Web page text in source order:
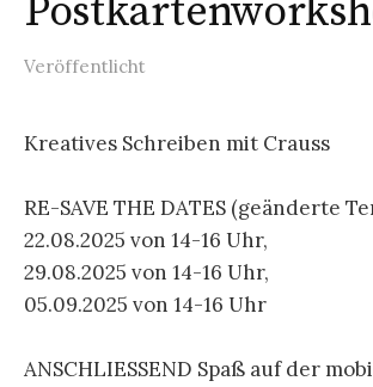
Veröffentlicht
Kreatives Schreiben mit Crauss
RE-SAVE THE DATES (geänderte
22.08.2025 von 14-16 Uhr,
29.08.2025 von 14-16 Uhr,
05.09.2025 von 14-16 Uhr
ANSCHLIESSEND Spaß auf der